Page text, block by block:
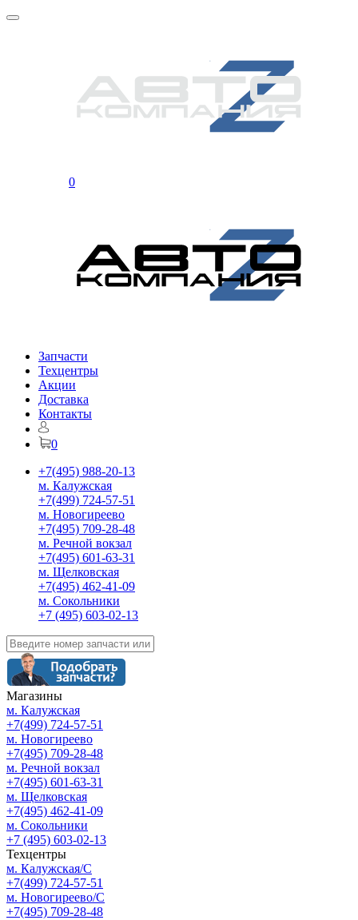
0
Запчасти
Техцентры
Акции
Доставка
Контакты
0
+7(495) 988-20-13
м. Калужская
+7(499) 724-57-51
м. Новогиреево
+7(495) 709-28-48
м. Речной вокзал
+7(495) 601-63-31
м. Щелковская
+7(495) 462-41-09
м. Сокольники
+7 (495) 603-02-13
Магазины
м. Калужская
+7(499) 724-57-51
м. Новогиреево
+7(495) 709-28-48
м. Речной вокзал
+7(495) 601-63-31
м. Щелковская
+7(495) 462-41-09
м. Сокольники
+7 (495) 603-02-13
Техцентры
м. Калужская/С
+7(499) 724-57-51
м. Новогиреево/С
+7(495) 709-28-48